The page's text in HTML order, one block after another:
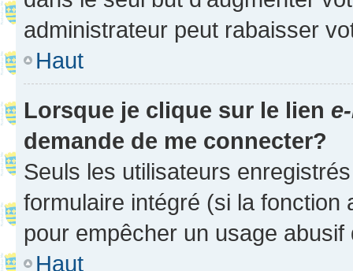
administrateur peut rabaisser
Haut
Lorsque je clique sur le lien
demande de me connecter?
Seuls les utilisateurs
formulaire intégré (si la fonction
pour empêcher un usage
Haut